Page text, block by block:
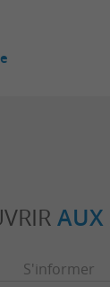
AUX
S'informer